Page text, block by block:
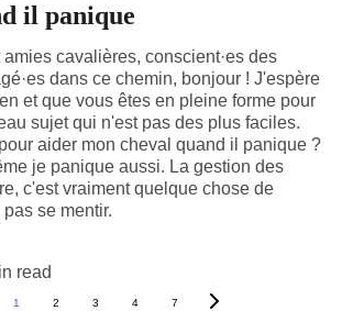
il panique
cavalières, conscient·es des
dans ce chemin, bonjour ! J'espère
et que vous êtes en pleine forme pour
sujet qui n'est pas des plus faciles.
aider mon cheval quand il panique ?
je panique aussi. La gestion des
c'est vraiment quelque chose de
se mentir.
read
1 2 3 4 7